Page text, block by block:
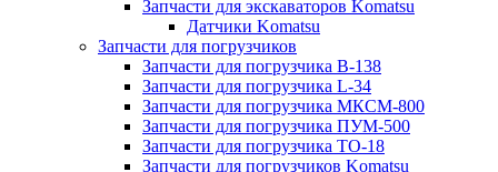
Запчасти для экскаваторов Komatsu
Датчики Komatsu
Запчасти для погрузчиков
Запчасти для погрузчика B-138
Запчасти для погрузчика L-34
Запчасти для погрузчика МКСМ-800
Запчасти для погрузчика ПУМ-500
Запчасти для погрузчика ТО-18
Запчасти для погрузчиков Komatsu